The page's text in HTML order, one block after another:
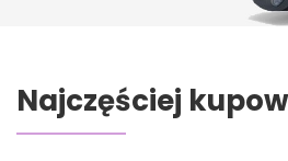
Najczęściej